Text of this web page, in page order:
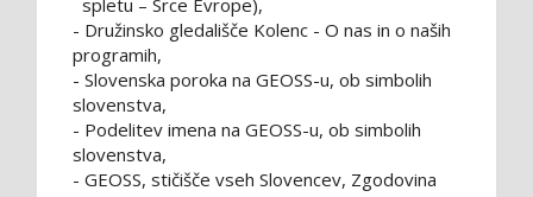
spletu – Srce Evrope),
- Družinsko gledališče Kolenc - O nas in o naših
programih,
- Slovenska poroka na GEOSS-u, ob simbolih
slovenstva,
- Podelitev imena na GEOSS-u, ob simbolih
slovenstva,
- GEOSS, stičišče vseh Slovencev, Zgodovina